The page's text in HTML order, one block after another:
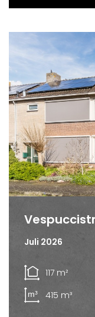
Juli 2026
117 m²
415 m³